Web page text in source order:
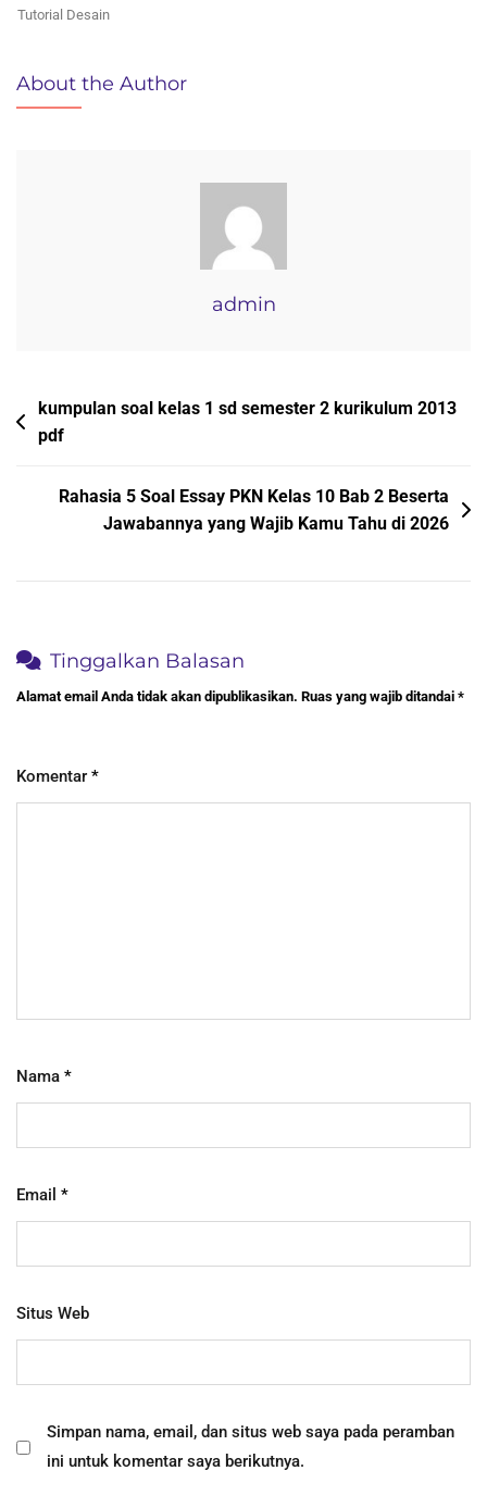
MS
Word
Yang
Wajib
Kamu
Tutorial Desain
About the Author
admin
Navigasi
pos
kumpulan soal kelas 1 sd semester 2 kurikulum 2013
pdf
Rahasia 5 Soal Essay PKN Kelas 10 Bab 2 Beserta
Jawabannya yang Wajib Kamu Tahu di 2026
Tinggalkan Balasan
Alamat email Anda tidak akan dipublikasikan. Ruas yang wajib ditandai *
Komentar *
Nama *
Email *
Situs Web
Simpan nama, email, dan situs web saya pada peramban
ini untuk komentar saya berikutnya.